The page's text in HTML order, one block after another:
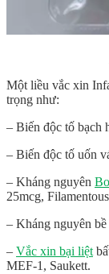
Một liều vắc xin
trọng như:
– Biến độc tố bạch
– Biến độc tố uốn
– Kháng nguyên
25mcg,
– Kháng nguyên
– Vắc xin bại liệt
MEF-1, Saukett.